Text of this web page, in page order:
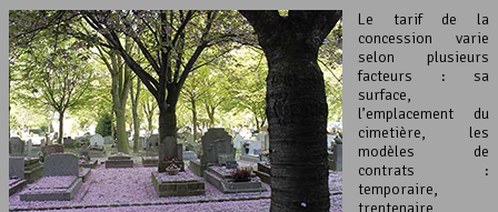
Le tarif de la
concession varie
selon plusieurs
facteurs : sa
surface,
l’emplacement du
cimetière, les
modèles de
contrats :
temporaire,
trentenaire,